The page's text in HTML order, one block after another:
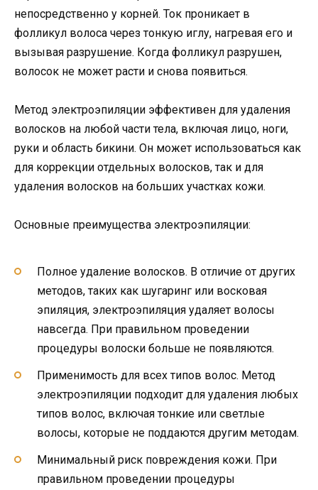
непосредственно у корней. Ток проникает в
фолликул волоса через тонкую иглу, нагревая его и
вызывая разрушение. Когда фолликул разрушен,
волосок не может расти и снова появиться.
Метод электроэпиляции эффективен для удаления
волосков на любой части тела, включая лицо, ноги,
руки и область бикини. Он может использоваться как
для коррекции отдельных волосков, так и для
удаления волосков на больших участках кожи.
Основные преимущества электроэпиляции:
Полное удаление волосков. В отличие от других
методов, таких как шугаринг или восковая
эпиляция, электроэпиляция удаляет волосы
навсегда. При правильном проведении
процедуры волоски больше не появляются.
Применимость для всех типов волос. Метод
электроэпиляции подходит для удаления любых
типов волос, включая тонкие или светлые
волосы, которые не поддаются другим методам.
Минимальный риск повреждения кожи. При
правильном проведении процедуры